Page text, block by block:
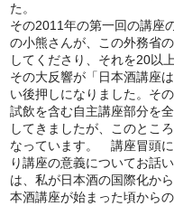
た。
その2011年の第一回の講座
の小熊さんが、この外務省
してくださり、それを20以
その大反響が「日本酒講座
い後押しになりました。そ
試飲を含む自主講座部分を
してきましたが、このとこ
なっています。 講座冒頭
り講座の意義についてお話
は、私が日本酒の国際化か
本酒講座が始まった頃から